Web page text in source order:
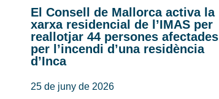
El Consell de Mallorca activa la
xarxa residencial de l’IMAS per
reallotjar 44 persones afectades
per l’incendi d’una residència
d’Inca
25 de juny de 2026